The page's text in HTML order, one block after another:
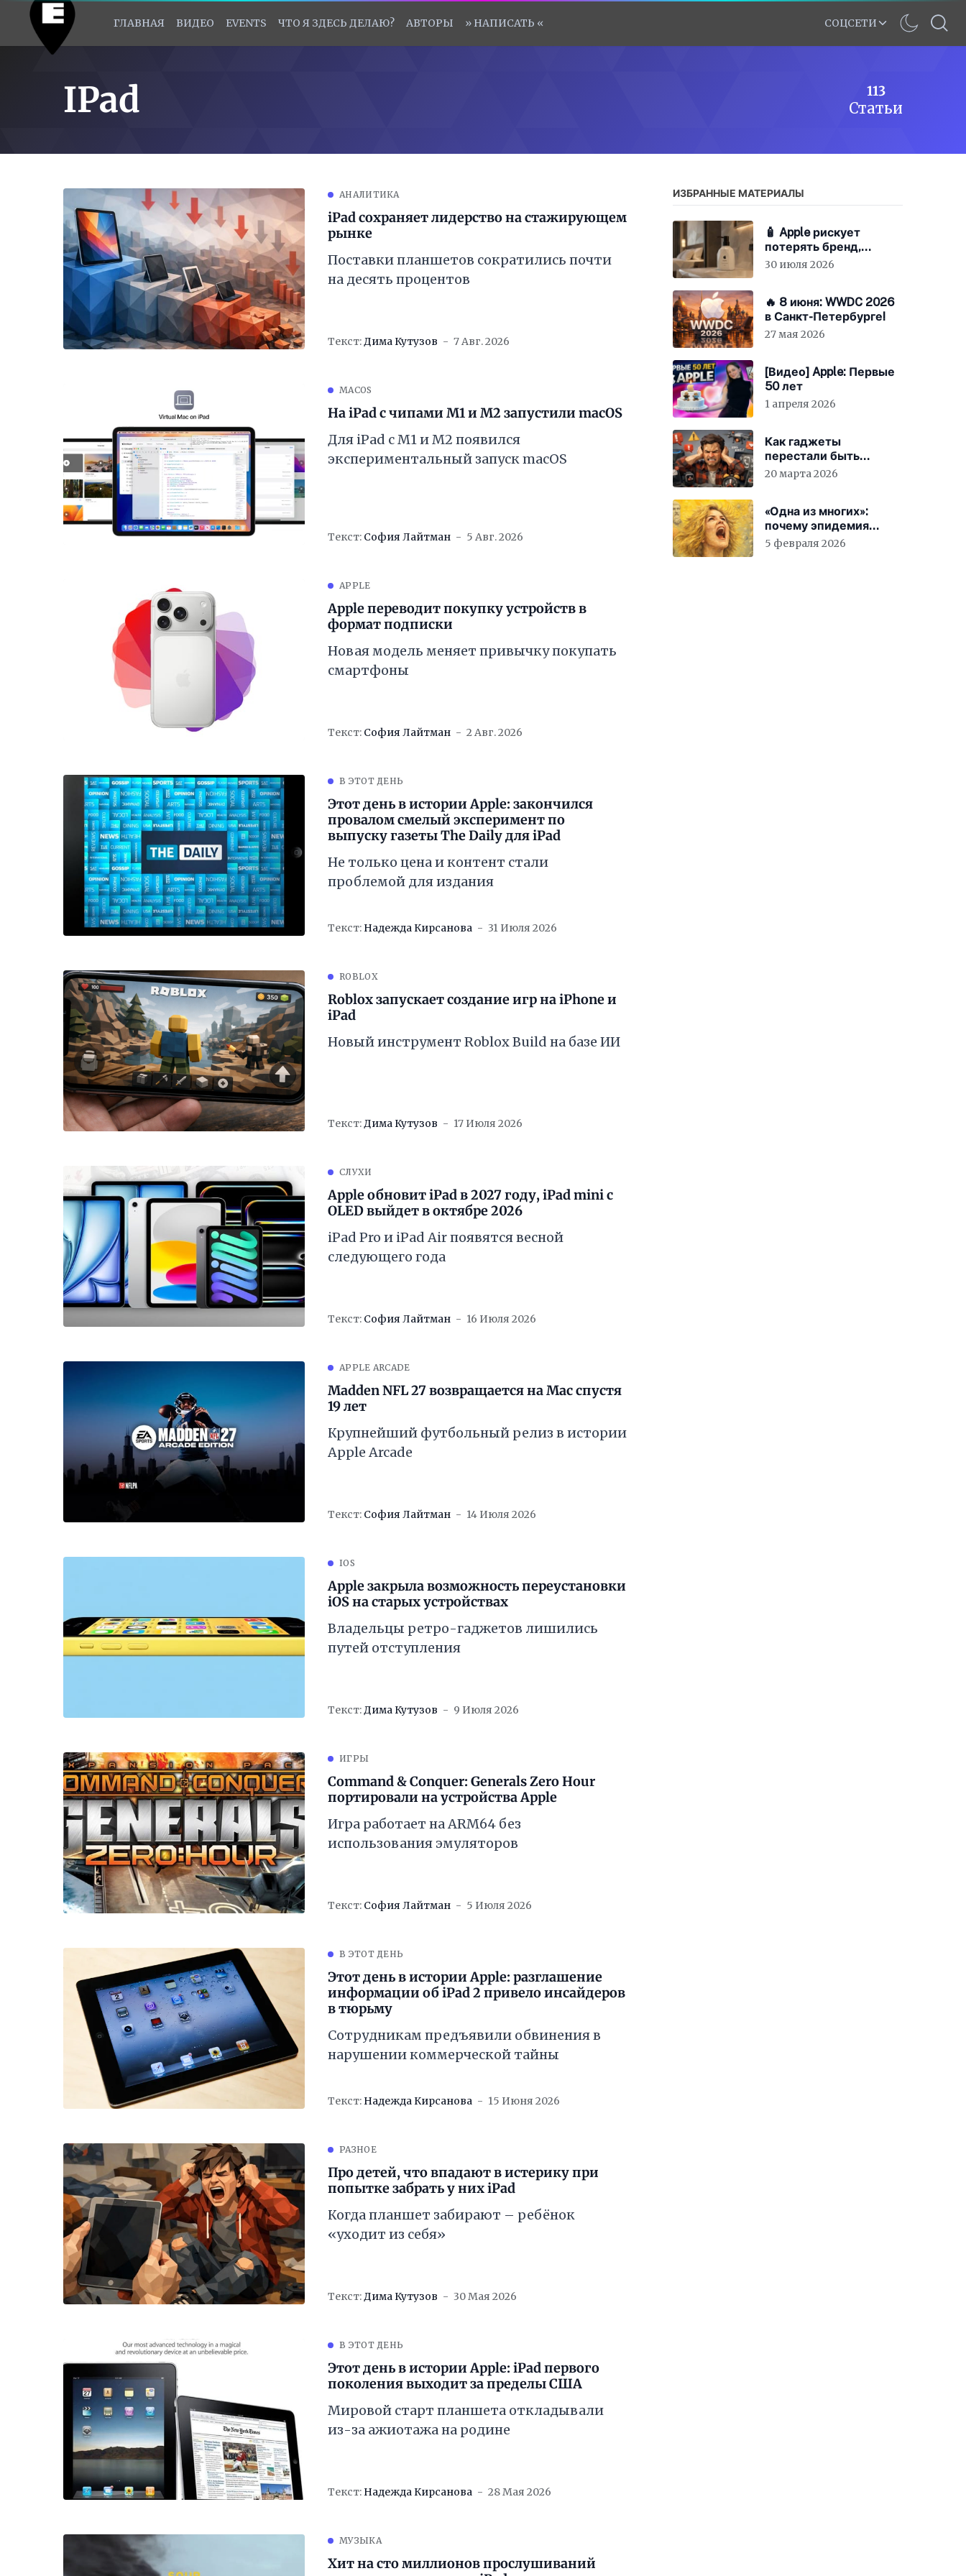
ГЛАВНАЯ ВИДЕО EVENTS ЧТО Я ЗДЕСЬ ДЕЛАЮ? АВТОРЫ » НАПИСАТЬ « СОЦСЕТИ
IPad 113
Статьи
АНАЛИТИКА
iPad сохраняет лидерство на стажирующем
рынке
Поставки планшетов сократились почти
на десять процентов
Текст:Дима Кутузов 7 Авг. 2026
MACOS
На iPad с чипами M1 и M2 запустили macOS
Для iPad с M1 и M2 появился
экспериментальный запуск macOS
Текст: София Лайтман 5 Авг. 2026
APPLE
Apple переводит покупку устройств в
формат подписки
Новая модель меняет привычку покупать
смартфоны
Текст: София Лайтман 2 Авг. 2026
В ЭТОТ ДЕНЬ
Этот день в истории Apple: закончился
провалом смелый эксперимент по
выпуску газеты The Daily для iPad
Не только цена и контент стали
проблемой для издания
Текст: Надежда Кирсанова 31 Июля 2026
ROBLOX
Roblox запускает создание игр на iPhone и
iPad
Новый инструмент Roblox Build на базе ИИ
Текст:Дима Кутузов 17 Июля 2026
СЛУХИ
Apple обновит iPad в 2027 году, iPad mini с
OLED выйдет в октябре 2026
iPad Pro и iPad Air появятся весной
следующего года
Текст: София Лайтман 16 Июля 2026
APPLE ARCADE
Madden NFL 27 возвращается на Mac спустя
19 лет
Крупнейший футбольный релиз в истории
Apple Arcade
Текст: София Лайтман 14 Июля 2026
IOS
Apple закрыла возможность переустановки
iOS на старых устройствах
Владельцы ретро-гаджетов лишились
путей отступления
Текст:Дима Кутузов 9 Июля 2026
ИГРЫ
Command & Conquer: Generals Zero Hour
портировали на устройства Apple
Игра работает на ARM64 без
использования эмуляторов
Текст: София Лайтман 5 Июля 2026
В ЭТОТ ДЕНЬ
Этот день в истории Apple: разглашение
информации об iPad 2 привело инсайдеров
в тюрьму
Сотрудникам предъявили обвинения в
нарушении коммерческой тайны
Текст: Надежда Кирсанова 15 Июня 2026
РАЗНОЕ
Про детей, что впадают в истерику при
попытке забрать у них iPad
Когда планшет забирают – ребёнок
«уходит из себя»
Текст:Дима Кутузов 30 Мая 2026
В ЭТОТ ДЕНЬ
Этот день в истории Apple: iPad первого
поколения выходит за пределы США
Мировой старт планшета откладывали
из-за ажиотажа на родине
Текст: Надежда Кирсанова 28 Мая 2026
МУЗЫКА
Хит на сто миллионов прослушиваний
ИЗБРАННЫЕ МАТЕРИАЛЫ
🧴 Apple рискует
потерять бренд,
экономя на «мыле»
30 июля 2026
🔥 8 июня: WWDC 2026
в Санкт-Петербурге!
27 мая 2026
[Видео] Apple: Первые
50 лет
1 апреля 2026
Как гаджеты
перестали быть
просто устройствами и
20 марта 2026
«Одна из многих»:
почему эпидемия
счастья страшнее
5 февраля 2026